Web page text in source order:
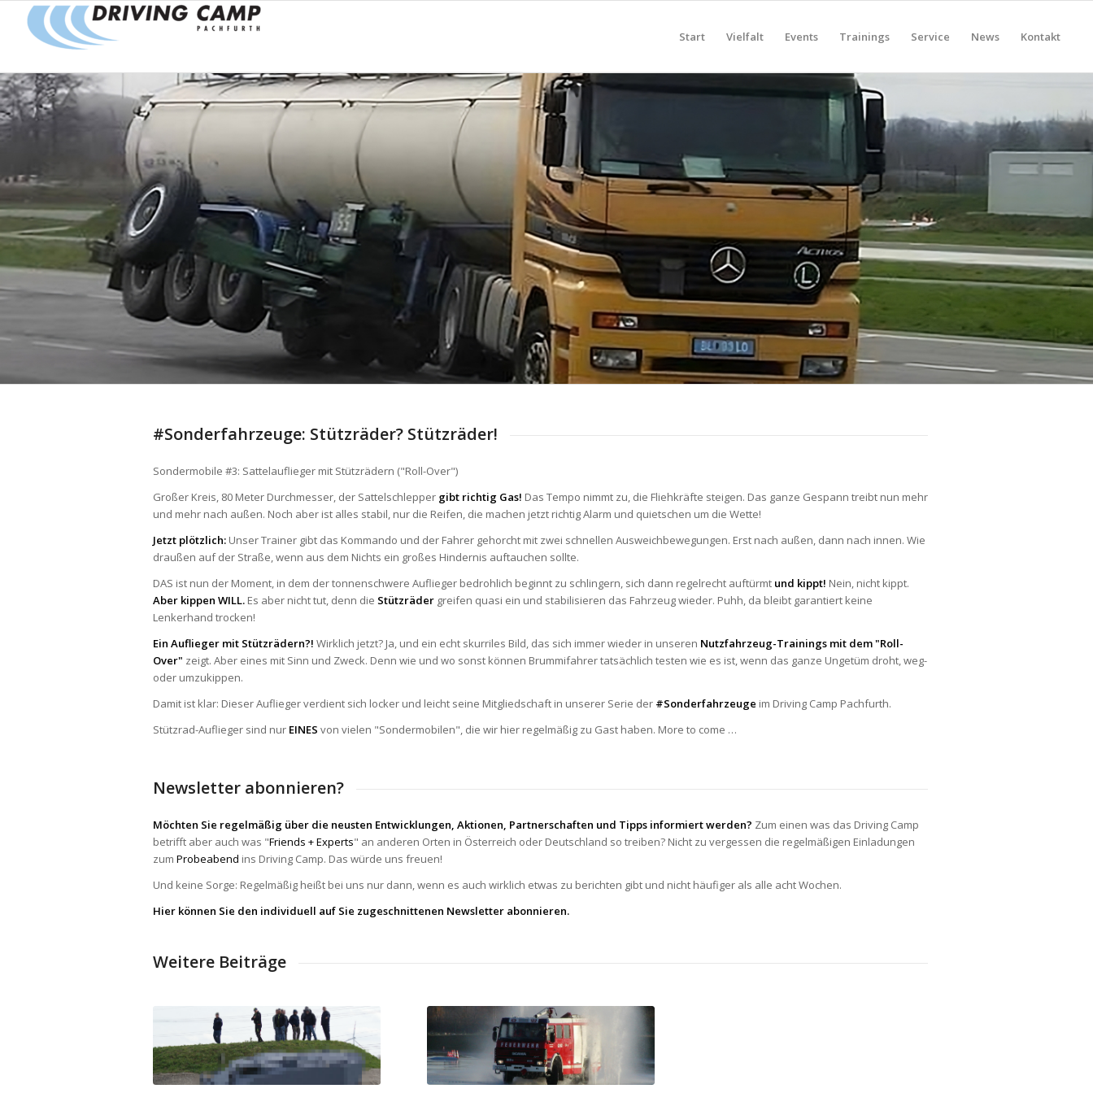
Start Vielfalt Events Trainings Service News Kontakt
#Sonderfahrzeuge: Stützräder? Stützräder!
Sondermobile #3: Sattelauflieger mit Stützrädern ("Roll-Over")
Großer Kreis, 80 Meter Durchmesser, der Sattelschlepper gibt richtig Gas! Das Tempo nimmt zu, die Fliehkräfte steigen. Das ganze Gespann treibt nun mehr
und mehr nach außen. Noch aber ist alles stabil, nur die Reifen, die machen jetzt richtig Alarm und quietschen um die Wette!
Jetzt plötzlich: Unser Trainer gibt das Kommando und der Fahrer gehorcht mit zwei schnellen Ausweichbewegungen. Erst nach außen, dann nach innen. Wie
draußen auf der Straße, wenn aus dem Nichts ein großes Hindernis auftauchen sollte.
DAS ist nun der Moment, in dem der tonnenschwere Auflieger bedrohlich beginnt zu schlingern, sich dann regelrecht auftürmt und kippt! Nein, nicht kippt.
Aber kippen WILL. Es aber nicht tut, denn die Stützräder greifen quasi ein und stabilisieren das Fahrzeug wieder. Puhh, da bleibt garantiert keine
Lenkerhand trocken!
Ein Auflieger mit Stützrädern?! Wirklich jetzt? Ja, und ein echt skurriles Bild, das sich immer wieder in unseren Nutzfahrzeug-Trainings mit dem "Roll-
Over" zeigt. Aber eines mit Sinn und Zweck. Denn wie und wo sonst können Brummifahrer tatsächlich testen wie es ist, wenn das ganze Ungetüm droht, weg-
oder umzukippen.
Damit ist klar: Dieser Auflieger verdient sich locker und leicht seine Mitgliedschaft in unserer Serie der #Sonderfahrzeuge im Driving Camp Pachfurth.
Stützrad-Auflieger sind nur EINES von vielen "Sondermobilen", die wir hier regelmäßig zu Gast haben. More to come …
Newsletter abonnieren?
Möchten Sie regelmäßig über die neusten Entwicklungen, Aktionen, Partnerschaften und Tipps informiert werden? Zum einen was das Driving Camp
betrifft aber auch was "Friends + Experts" an anderen Orten in Österreich oder Deutschland so treiben? Nicht zu vergessen die regelmäßigen Einladungen
zum Probeabend ins Driving Camp. Das würde uns freuen!
Und keine Sorge: Regelmäßig heißt bei uns nur dann, wenn es auch wirklich etwas zu berichten gibt und nicht häufiger als alle acht Wochen.
Hier können Sie den individuell auf Sie zugeschnittenen Newsletter abonnieren.
Weitere Beiträge